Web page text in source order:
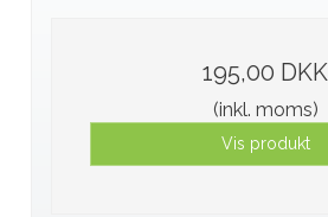
195,00 DKK
(inkl. moms)
Vis produkt